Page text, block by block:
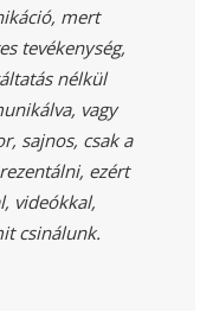
mert
tevékenység,
nélkül
vagy
sajnos, csak a
ezért
videókkal,
csinálunk.